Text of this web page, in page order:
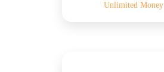
Unlimited Money